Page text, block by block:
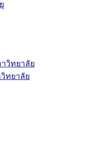
วิทยาลัย
ทยาลัย